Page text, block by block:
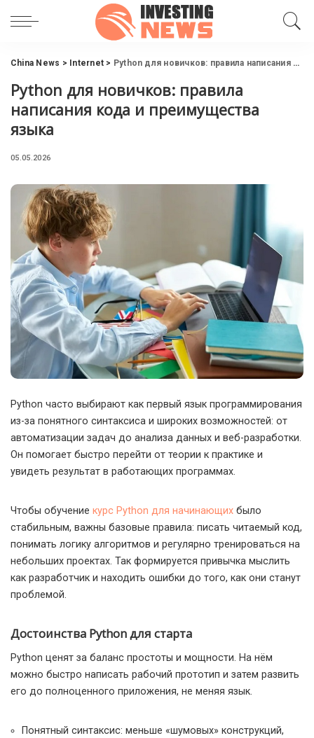
China News > Internet > Python для новичков: правила написания кода и преимущества языка
Python для новичков: правила
написания кода и преимущества
языка
05.05.2026
Python часто выбирают как первый язык программирования
из-за понятного синтаксиса и широких возможностей: от
автоматизации задач до анализа данных и веб-разработки.
Он помогает быстро перейти от теории к практике и
увидеть результат в работающих программах.
Чтобы обучение курс Python для начинающих было
стабильным, важны базовые правила: писать читаемый код,
понимать логику алгоритмов и регулярно тренироваться на
небольших проектах. Так формируется привычка мыслить
как разработчик и находить ошибки до того, как они станут
проблемой.
Достоинства Python для старта
Python ценят за баланс простоты и мощности. На нём
можно быстро написать рабочий прототип и затем развить
его до полноценного приложения, не меняя язык.
Понятный синтаксис: меньше «шумовых» конструкций,